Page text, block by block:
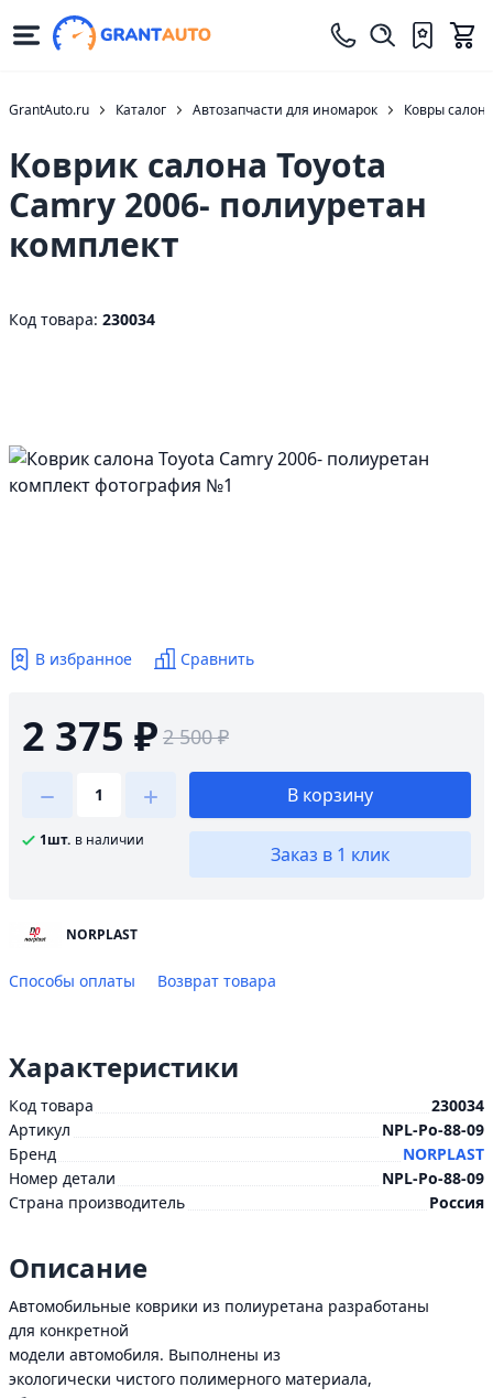
GrantAuto.ru Каталог Автозапчасти для иномарок Ковры салона
Коврик салона Toyota
Camry 2006- полиуретан
комплект
Код товара: 230034
В избранное Сравнить
2 375 ₽ 2 500 ₽
1шт. в наличии
В корзину
Заказ в 1 клик
NORPLAST
Способы оплаты Возврат товара
Характеристики
Код товара
230034
Артикул
NPL-Po-88-09
Бренд
NORPLAST
Номер детали
NPL-Po-88-09
Страна производитель
Россия
Описание
Автомобильные коврики из полиуретана разработаны
для конкретной
модели автомобиля. Выполнены из
экологически чистого полимерного материала,